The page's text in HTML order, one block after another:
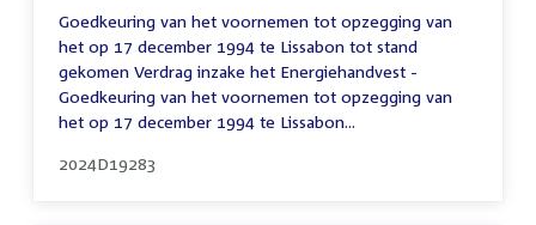
Goedkeuring van het voornemen tot opzegging van
het op 17 december 1994 te Lissabon tot stand
gekomen Verdrag inzake het Energiehandvest -
Goedkeuring van het voornemen tot opzegging van
het op 17 december 1994 te Lissabon...
2024D19283